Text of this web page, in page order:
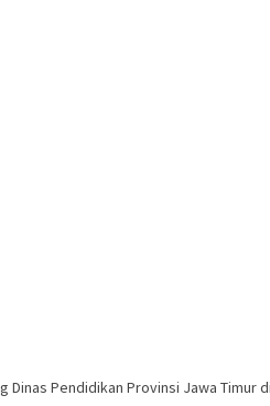
Dinas Pendidikan Provinsi Jawa Timur